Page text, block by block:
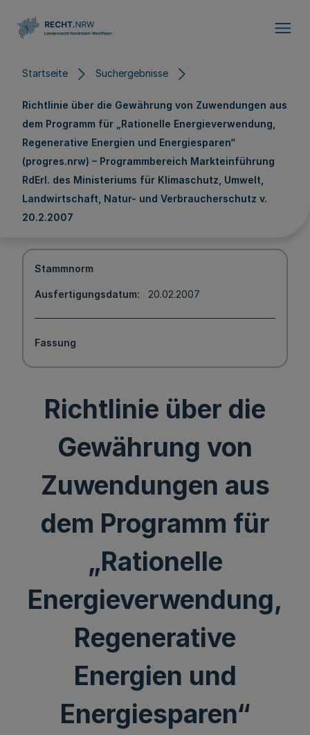
Startseite Suchergebnisse
Richtlinie über die Gewährung von Zuwendungen aus
dem Programm für „Rationelle Energieverwendung,
Regenerative Energien und Energiesparen“
(progres.nrw) – Programmbereich Markteinführung
RdErl. des Ministeriums für Klimaschutz, Umwelt,
Landwirtschaft, Natur- und Verbraucherschutz v.
20.2.2007
Stammnorm
Ausfertigungsdatum 20.02.2007
Fassung
Richtlinie über die
Gewährung von
Zuwendungen aus
dem Programm für
„Rationelle
Energieverwendung,
Regenerative
Energien und
Energiesparen“